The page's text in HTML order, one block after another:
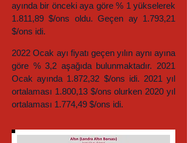
ayında bir önceki aya göre % 1 yükselerek
1.811,89 $/ons oldu. Geçen ay 1.793,21
$/ons idi.
2022 Ocak ayı fiyatı geçen yılın aynı ayına
göre % 3,2 aşağıda bulunmaktadır. 2021
Ocak ayında 1.872,32 $/ons idi. 2021 yıl
ortalaması 1.800,13 $/ons olurken 2020 yıl
ortalaması 1.774,49 $/ons idi.